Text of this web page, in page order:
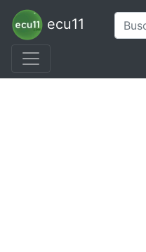
ecu11